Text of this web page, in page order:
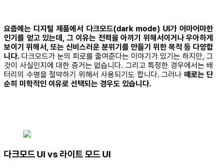
요즘에는 디지털 제품에서 다크모드(dark mode) UI가 어마어마한
인기를 얻고 있는데, 그 이유는 전력을 아끼기 위해서이거나 우아하게
보이기 위해서, 또는 신비스러운 분위기를 만들기 위한 목적 등 다양합
니다. 다크모드가 눈의 피로를 줄여준다는 이야기가 있기는 하지만, 그
것이 사실인지에 대한 증거는 없습니다. 그리고 특정한 경우에서는 배
터리의 수명을 절약하기 위해서 사용되기도 합니다. 그러나 때로는 단
순히 미학적인 이유로 선택되는 경우도 있습니다.
다크모드 UI vs 라이트 모드 UI